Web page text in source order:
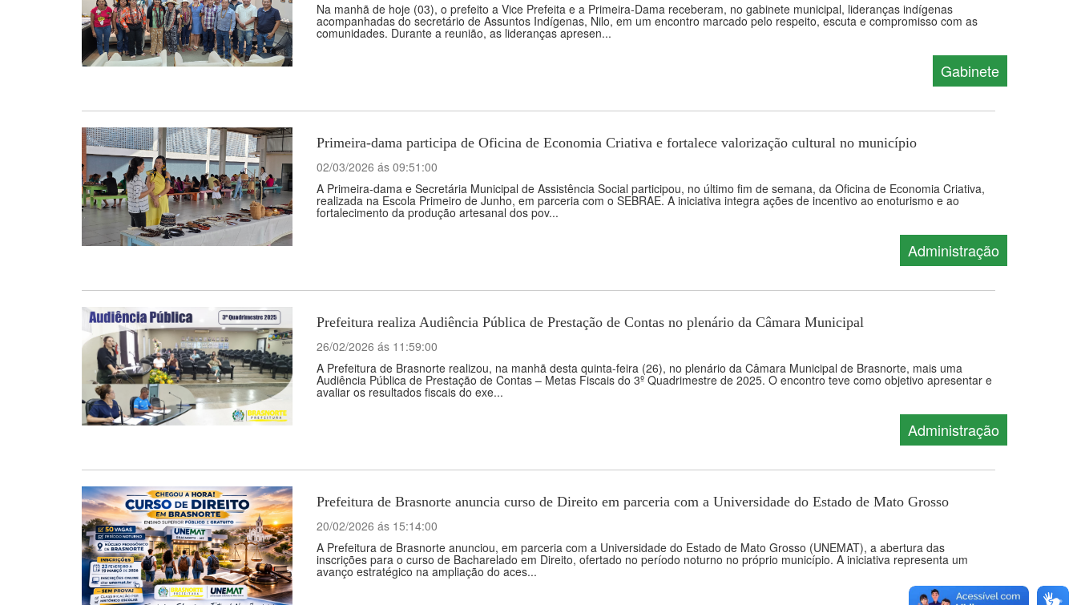
Na manhã de hoje (03), o prefeito a Vice Prefeita e a Primeira-Dama receberam, no gabinete municipal, lideranças indígenas
acompanhadas do secretário de Assuntos Indígenas, Nilo, em um encontro marcado pelo respeito, escuta e compromisso com as
comunidades. Durante a reunião, as lideranças apresen...
Gabinete
Primeira-dama participa de Oficina de Economia Criativa e fortalece valorização cultural no município
02/03/2026 ás 09:51:00
A Primeira-dama e Secretária Municipal de Assistência Social participou, no último fim de semana, da Oficina de Economia Criativa,
realizada na Escola Primeiro de Junho, em parceria com o SEBRAE. A iniciativa integra ações de incentivo ao enoturismo e ao
fortalecimento da produção artesanal dos pov...
Administração
Prefeitura realiza Audiência Pública de Prestação de Contas no plenário da Câmara Municipal
26/02/2026 ás 11:59:00
A Prefeitura de Brasnorte realizou, na manhã desta quinta-feira (26), no plenário da Câmara Municipal de Brasnorte, mais uma
Audiência Pública de Prestação de Contas – Metas Fiscais do 3º Quadrimestre de 2025. O encontro teve como objetivo apresentar e
avaliar os resultados fiscais do exe...
Administração
Prefeitura de Brasnorte anuncia curso de Direito em parceria com a Universidade do Estado de Mato Grosso
20/02/2026 ás 15:14:00
A Prefeitura de Brasnorte anunciou, em parceria com a Universidade do Estado de Mato Grosso (UNEMAT), a abertura das
inscrições para o curso de Bacharelado em Direito, ofertado no período noturno no próprio município. A iniciativa representa um
avanço estratégico na ampliação do aces...